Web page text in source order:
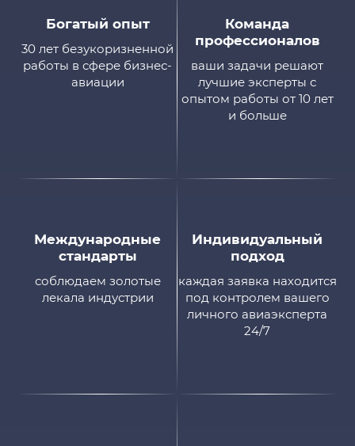
Богатый опыт
30 лет безукоризненной
работы в сфере бизнес-
авиации
Команда
профессионалов
ваши задачи решают
лучшие эксперты с
опытом работы от 10 лет
и больше
Международные
стандарты
соблюдаем золотые
лекала индустрии
Индивидуальный
подход
каждая заявка находится
под контролем вашего
личного авиаэксперта
24/7